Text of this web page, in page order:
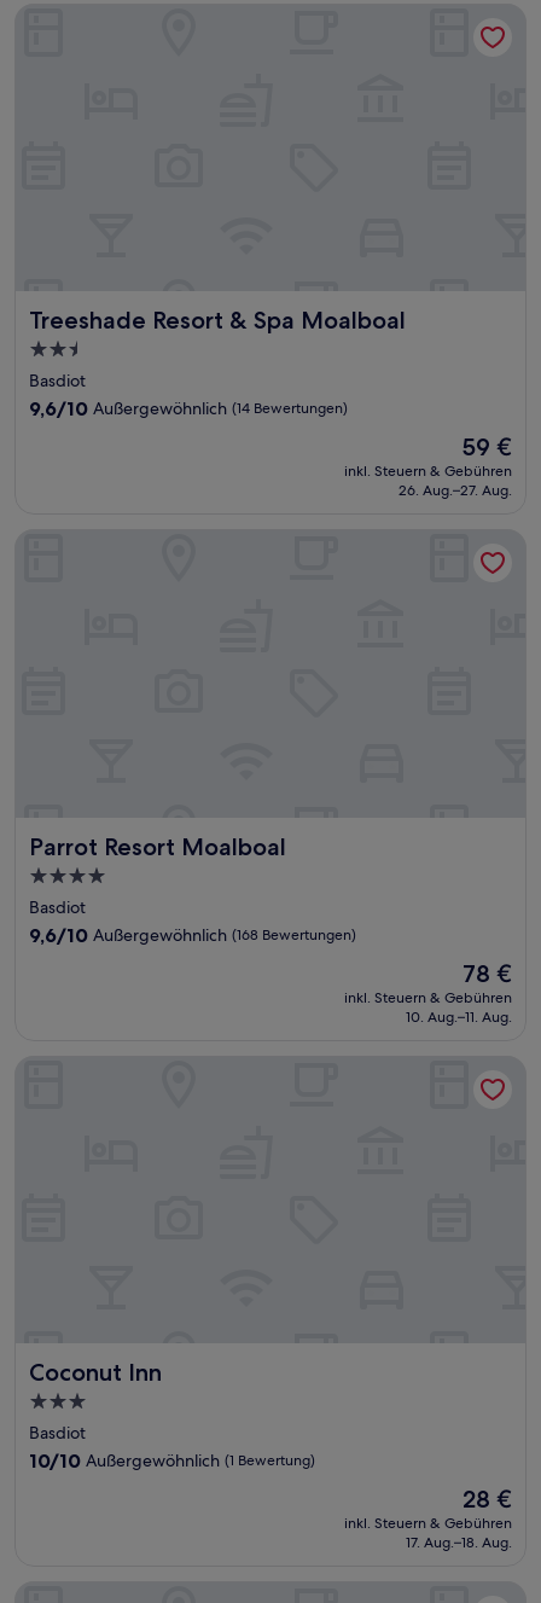
Treeshade Resort & Spa Moalboal
Treeshade Resort & Spa Moalboal
2.5-
Sterne-
Unterkunft
Basdiot
9.6
9,6/10 Außergewöhnlich (14 Bewertungen)
Der
Preis
beträgt
59 €
inkl. Steuern & Gebühren
26. Aug.–27. Aug.
Treeshade Resort & Spa Moalboal
Parrot Resort Moalboal
Parrot Resort Moalboal
4.0-
Sterne-
Unterkunft
Basdiot
9.6
9,6/10 Außergewöhnlich (168 Bewertungen)
Der
Preis
beträgt
78 €
inkl. Steuern & Gebühren
10. Aug.–11. Aug.
Coconut Inn
Coconut Inn
3.0-
Sterne-
Unterkunft
Basdiot
10.0
10/10 Außergewöhnlich (1 Bewertung)
Der
Preis
beträgt
28 €
inkl. Steuern & Gebühren
17. Aug.–18. Aug.
Coconut Inn